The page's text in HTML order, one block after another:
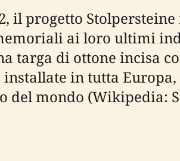
il progetto
ai loro ultimi
targa di ottone incisa
in tutta
del mondo (Wikipedia: